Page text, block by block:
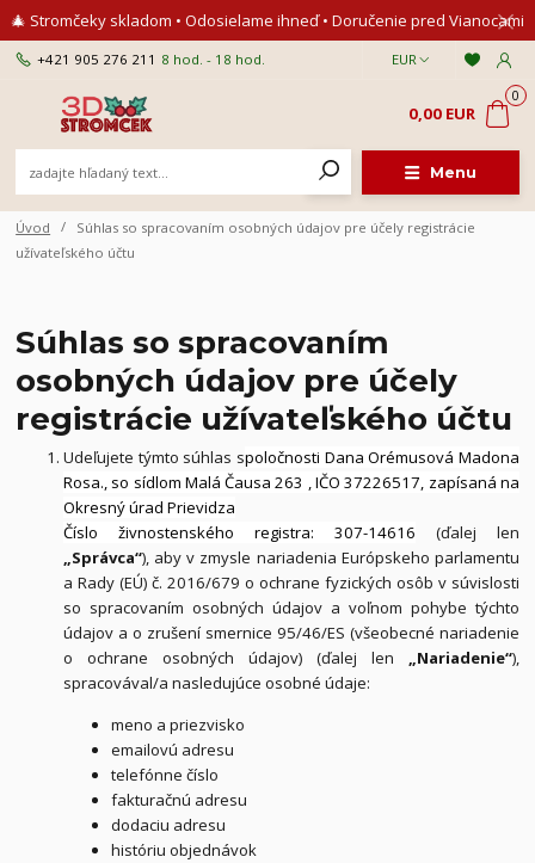
🎄 Stromčeky skladom • Odosielame ihneď • Doručenie pred Vianocami
Menu
EUR
+421 905 276 211 8 hod. - 18 hod.
0
0,00 EUR
Úvod
Súhlas so spracovaním osobných údajov pre účely registrácie
užívateľského účtu
Súhlas so spracovaním
osobných údajov pre účely
registrácie užívateľského účtu
Udeľujete týmto súhlas spoločnosti Dana Orémusová Madona
Rosa., so sídlom Malá Čausa 263 , IČO 37226517, zapísaná na
Okresný úrad Prievidza
Číslo živnostenského registra: 307-14616 (ďalej len
„Správca“), aby v zmysle nariadenia Európskeho parlamentu
a Rady (EÚ) č. 2016/679 o ochrane fyzických osôb v súvislosti
so spracovaním osobných údajov a voľnom pohybe týchto
údajov a o zrušení smernice 95/46/ES (všeobecné nariadenie
o ochrane osobných údajov) (ďalej len „Nariadenie“),
spracovával/a nasledujúce osobné údaje:
meno a priezvisko
emailovú adresu
telefónne číslo
fakturačnú adresu
dodaciu adresu
históriu objednávok